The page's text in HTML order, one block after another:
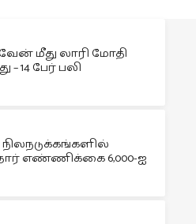
மீது லாரி மோதி
– 14 பேர் பலி
எண்ணிக்கை 6,000-ஐ